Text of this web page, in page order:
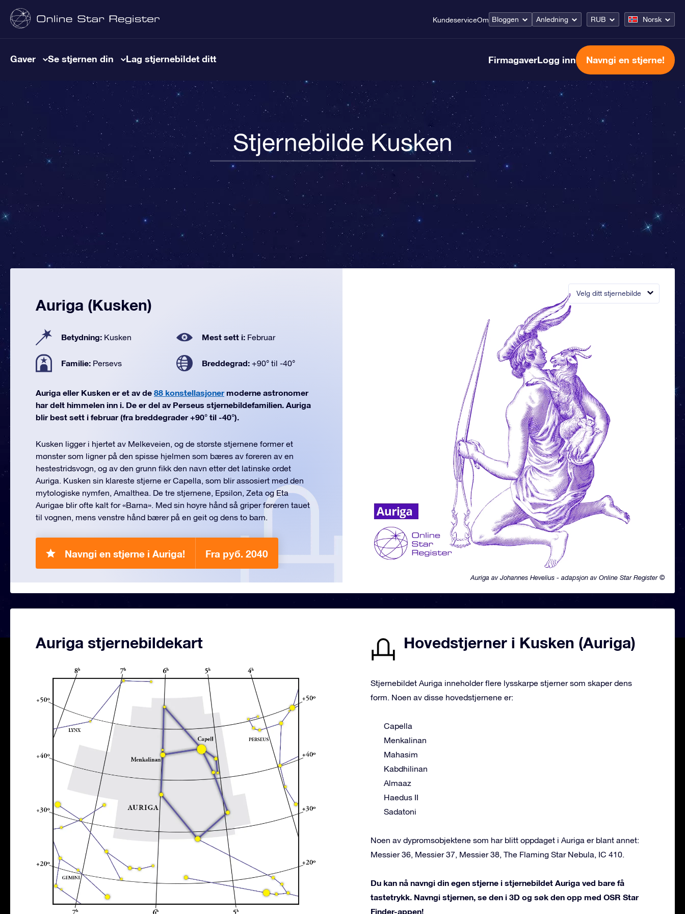
KundeserviceOm Bloggen Anledning RUB Norsk
Gaver Se stjernen din Lag stjernebildet ditt FirmagaverLogg inn Navngi en stjerne!
Stjernebilde Kusken
Velg ditt stjernebilde
Auriga av Johannes Hevelius - adapsjon av Online Star Register ©
Auriga (Kusken)
Betydning: Kusken Mest sett i: Februar
Familie: Persevs Breddegrad: +90° til -40°
Auriga eller Kusken er et av de 88 konstellasjonermoderne astronomer
har delt himmelen inn i. De er del av Perseus stjernebildefamilien. Auriga
blir best sett i februar (fra breddegrader +90° til -40°).
Kusken ligger i hjertet av Melkeveien, og de største stjernene former et
mønster som ligner på den spisse hjelmen som bæres av føreren av en
hestestridsvogn, og av den grunn fikk den navn etter det latinske ordet
Auriga. Kusken sin klareste stjerne er Capella, som blir assosiert med den
mytologiske nymfen, Amalthea. De tre stjernene, Epsilon, Zeta og Eta
Aurigae blir ofte kalt for «Barna». Med sin høyre hånd så griper føreren tauet
til vognen, mens venstre hånd bærer på en geit og dens to barn.
Navngi en stjerne i Auriga! Fra руб. 2040
Auriga stjernebildekart Hovedstjerner i Kusken (Auriga)
Stjernebildet Auriga inneholder flere lysskarpe stjerner som skaper dens
form. Noen av disse hovedstjernene er:
Capella
Menkalinan
Mahasim
Kabdhilinan
Almaaz
Haedus II
Sadatoni
Noen av dypromsobjektene som har blitt oppdaget i Auriga er blant annet:
Messier 36, Messier 37, Messier 38, The Flaming Star Nebula, IC 410.
Du kan nå navngi din egen stjerne i stjernebildet Auriga ved bare få
tastetrykk. Navngi stjernen, se den i 3D og søk den opp med OSR Star
Finder-appen!